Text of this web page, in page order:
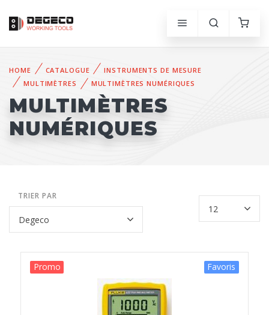
HOME CATALOGUE
INSTRUMENTS DE MESURE
MULTIMÈTRES
MULTIMÈTRES NUMÉRIQUES
MULTIMÈTRES
NUMÉRIQUES
TRIER PAR
Promo Favoris